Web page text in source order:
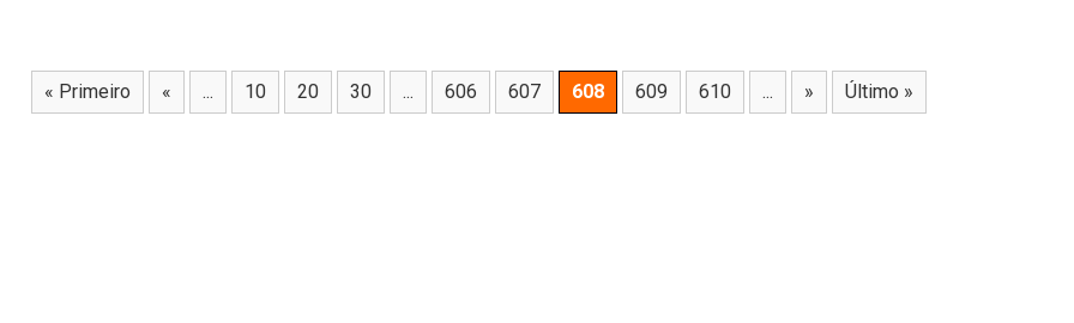
« Primeiro « ... 10 20 30 ... 606 607 608 609 610 ... » Último »